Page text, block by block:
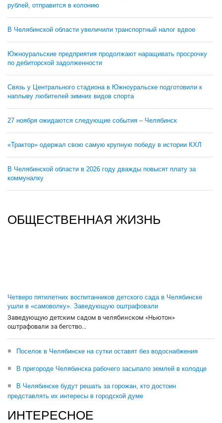
рублей, отправится в колонию
В Челябинской области увеличили транспортный налог вдвое
Южноуральские предприятия продолжают наращивать просрочку
по дебиторской задолженности
Связь у Центрального стадиона в Южноуральске подготовили к
наплыву любителей зимних видов спорта
27 ноября ожидаются следующие события – Челябинск
«Трактор» одержал свою самую крупную победу в истории КХЛ
В Челябинской области в 2026 году дважды повысят плату за
коммуналку
ОБЩЕСТВЕННАЯ ЖИЗНЬ
Четверо пятилетних воспитанников детского сада в Челябинске
ушли в «самоволку». Заведующую оштрафовали
Заведующую детским садом в челябинском «Ньютон»
оштрафовали за бегство...
Поселок в Челябинске на сутки оставят без водоснабжения
В пригороде Челябинска рабочего засыпало землей в колодце
В Челябинске будут решать за горожан, кто достоин
представлять их интересы в городской думе
ИНТЕРЕСНОЕ